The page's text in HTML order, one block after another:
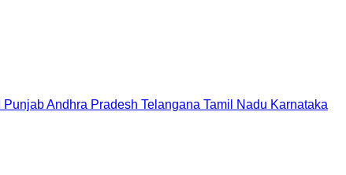
PunjabAndhra Pradesh Telangana Tamil Nadu Karnataka